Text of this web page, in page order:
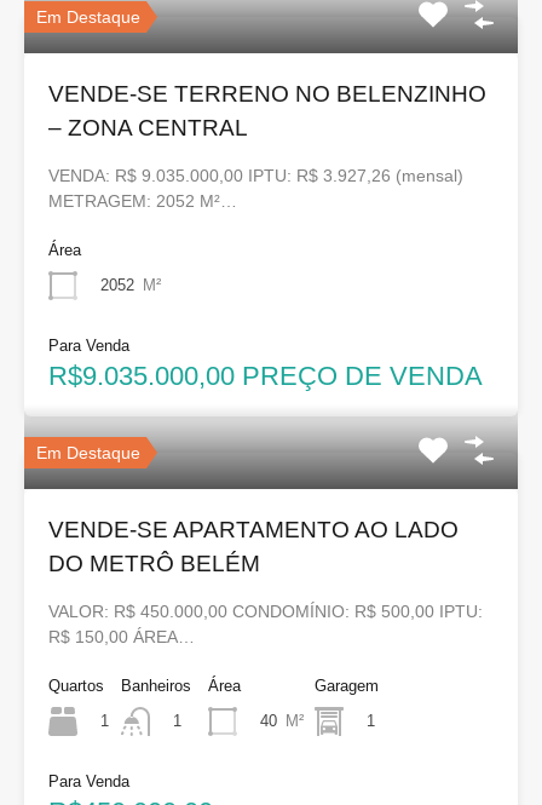
Em Destaque
VENDE-SE TERRENO NO BELENZINHO
– ZONA CENTRAL
VENDA: R$ 9.035.000,00 IPTU: R$ 3.927,26 (mensal)
METRAGEM: 2052 M²…
Área
2052 M²
Para Venda
R$9.035.000,00 PREÇO DE VENDA
Em Destaque
VENDE-SE APARTAMENTO AO LADO
DO METRÔ BELÉM
VALOR: R$ 450.000,00 CONDOMÍNIO: R$ 500,00 IPTU:
R$ 150,00 ÁREA…
Quartos
1
Banheiros
1
Área
40 M²
Garagem
1
Para Venda